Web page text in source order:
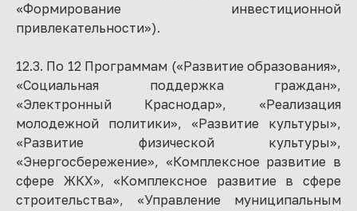
«Формирование инвестиционной
привлекательности»).
12.3. По 12 Программам («Развитие образования»,
«Социальная поддержка граждан»,
«Электронный Краснодар», «Реализация
молодежной политики», «Развитие культуры»,
«Развитие физической культуры»,
«Энергосбережение», «Комплексное развитие в
сфере ЖКХ», «Комплексное развитие в сфере
строительства», «Управление муниципальным